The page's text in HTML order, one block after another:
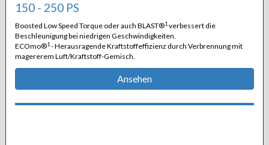
150 - 250 PS
Boosted Low Speed Torque oder auch BLAST®1verbessert die
Beschleunigung bei niedrigen Geschwindigkeiten.
ECOmo®1- Herausragende Kraftstoffeffizienz durch Verbrennung mit
magererem Luft/Kraftstoff-Gemisch.
Ansehen